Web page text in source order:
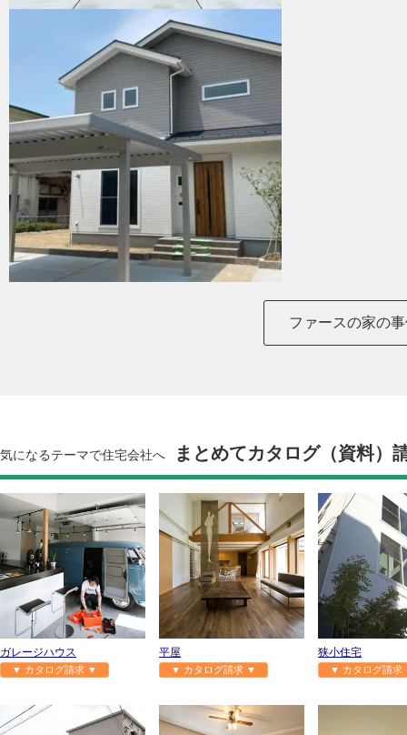
ファースの家の
気になるテーマで住宅会社へ まとめてカタログ（資料）
ガレージハウス
▼ カタログ請求 ▼
平屋
▼ カタログ請求 ▼
狭小住宅
▼ カタログ請